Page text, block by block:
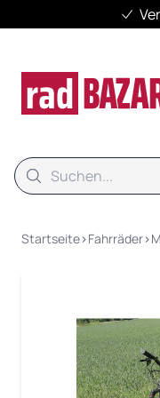
Suche
Startseite›Fahrräder›